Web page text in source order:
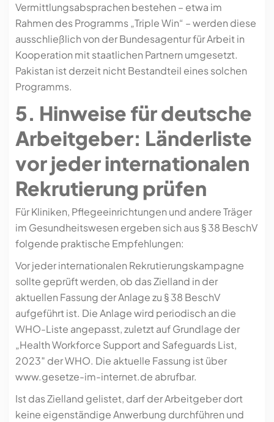
Vermittlungsabsprachen bestehen – etwa im
Rahmen des Programms „Triple Win“ – werden diese
ausschließlich von der Bundesagentur für Arbeit in
Kooperation mit staatlichen Partnern umgesetzt.
Pakistan ist derzeit nicht Bestandteil eines solchen
Programms.
5. Hinweise für deutsche
Arbeitgeber: Länderliste
vor jeder internationalen
Rekrutierung prüfen
Für Kliniken, Pflegeeinrichtungen und andere Träger
im Gesundheitswesen ergeben sich aus § 38 BeschV
folgende praktische Empfehlungen:
Vor jeder internationalen Rekrutierungskampagne
sollte geprüft werden, ob das Zielland in der
aktuellen Fassung der Anlage zu § 38 BeschV
aufgeführt ist. Die Anlage wird periodisch an die
WHO-Liste angepasst, zuletzt auf Grundlage der
„Health Workforce Support and Safeguards List,
2023″ der WHO. Die aktuelle Fassung ist über
www.gesetze-im-internet.de abrufbar.
Ist das Zielland gelistet, darf der Arbeitgeber dort
keine eigenständige Anwerbung durchführen und